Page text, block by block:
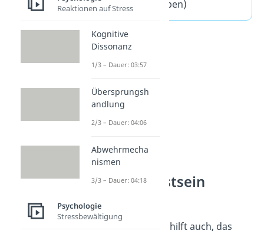
Fragen(ausklappen)
Selbstbewusstsein
stärken
Gegen Selbstzweifel hilft auch, das
Reaktionen auf Stress
Kognitive
Dissonanz
1/3 – Dauer: 03:57
Übersprungsh
andlung
2/3 – Dauer: 04:06
Abwehrmecha
nismen
3/3 – Dauer: 04:18
Psychologie
Stressbewältigung